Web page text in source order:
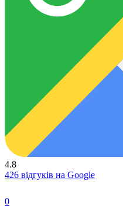
4.8
426 відгуків на Google
0